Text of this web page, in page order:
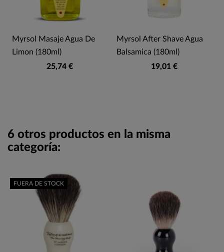
Myrsol Masaje Agua De
Limon (180ml)
25,74 €
Myrsol After Shave Agua
Balsamica (180ml)
19,01 €
6 otros productos en la misma
categoría:
FUERA DE STOCK